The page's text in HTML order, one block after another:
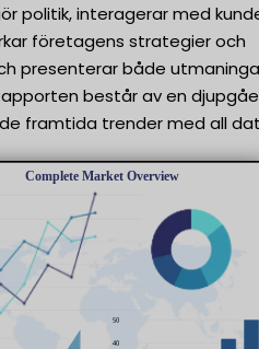
politik, interagerar med
företagens strategier och
presenterar både
består av en
framtida trender med all